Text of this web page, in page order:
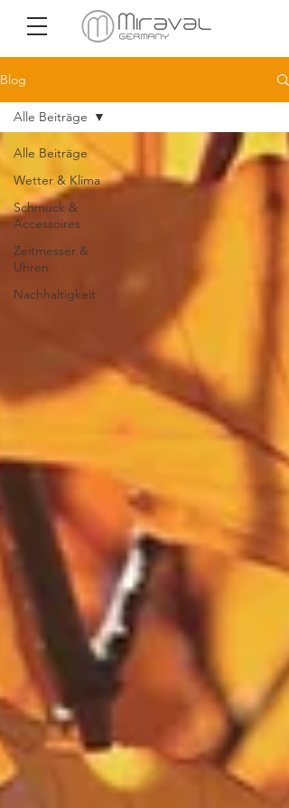
Blog
Alle Beiträge
Wetter & Klima
Schmuck &
Accessoires
Zeitmesser &
Uhren
Nachhaltigkeit
Alle Beiträge